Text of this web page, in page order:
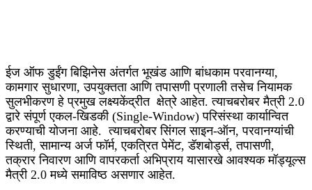
ईज ऑफ डुईंग बिझिनेस अंतर्गत भूखंड आणि बांधकाम परवानग्या,
कामगार सुधारणा, उपयुक्तता आणि तपासणी प्रणाली तसेच नियामक
सुलभीकरण हे प्रमुख लक्ष्यकेंद्रीत क्षेत्रे आहेत. त्याचबरोबर मैत्री 2.0
द्वारे संपूर्ण एकल-खिडकी (Single-Window) परिसंस्था कार्यान्वित
करण्याची योजना आहे. त्याचबरोबर सिंगल साइन-ऑन, परवानग्यांची
स्थिती, सामान्य अर्ज फॉर्म, एकत्रित पेमेंट, डॅशबोर्ड्स, तपासणी,
तक्रार निवारण आणि वापरकर्ता अभिप्राय यासारखे आवश्यक मॉड्यूल्स
मैत्री 2.0 मध्ये समाविष्ठ असणार आहेत.